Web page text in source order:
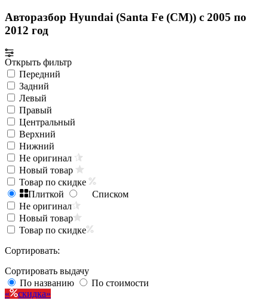
Авторазбор Hyundai (Santa Fe (CM)) с 2005 по
2012 год
Открыть фильтр
Передний
Задний
Левый
Правый
Центральный
Верхний
Нижний
Не оригинал
Новый товар
Товар по скидке
Плиткой
Списком
Не оригинал
Новый товар
Товар по скидке
Сортировать:
Сортировать выдачу
По названию
По стоимости
скидка